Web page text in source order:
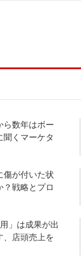
ら数年はボー
くマーケタ
傷が付いた状
戦略とプロ
」は成果が出
、店頭売上を